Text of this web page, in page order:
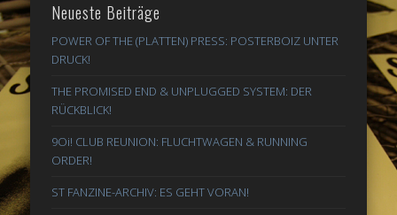
Neueste Beiträge
POWER OF THE (PLATTEN) PRESS: POSTERBOIZ UNTER
DRUCK!
THE PROMISED END & UNPLUGGED SYSTEM: DER
RÜCKBLICK!
9Oi! CLUB REUNION: FLUCHTWAGEN & RUNNING
ORDER!
ST FANZINE-ARCHIV: ES GEHT VORAN!